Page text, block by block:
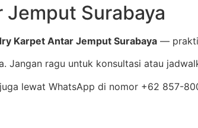
Surabaya
Karpet Antar Jemput Surabaya —
Jangan ragu untuk konsultasi atau
lewat WhatsApp di nomor +62 857-